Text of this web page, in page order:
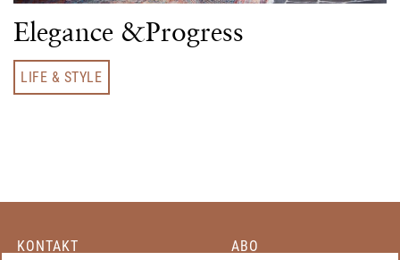
Elegance &Progress
LIFE & STYLE
KONTAKT ABO